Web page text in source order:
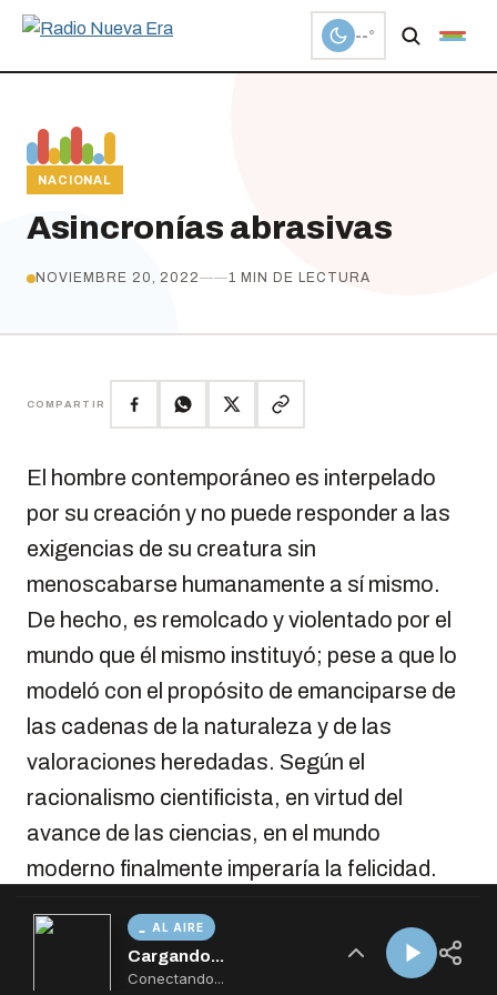
AL AIRE
Cargando...
Conectando...